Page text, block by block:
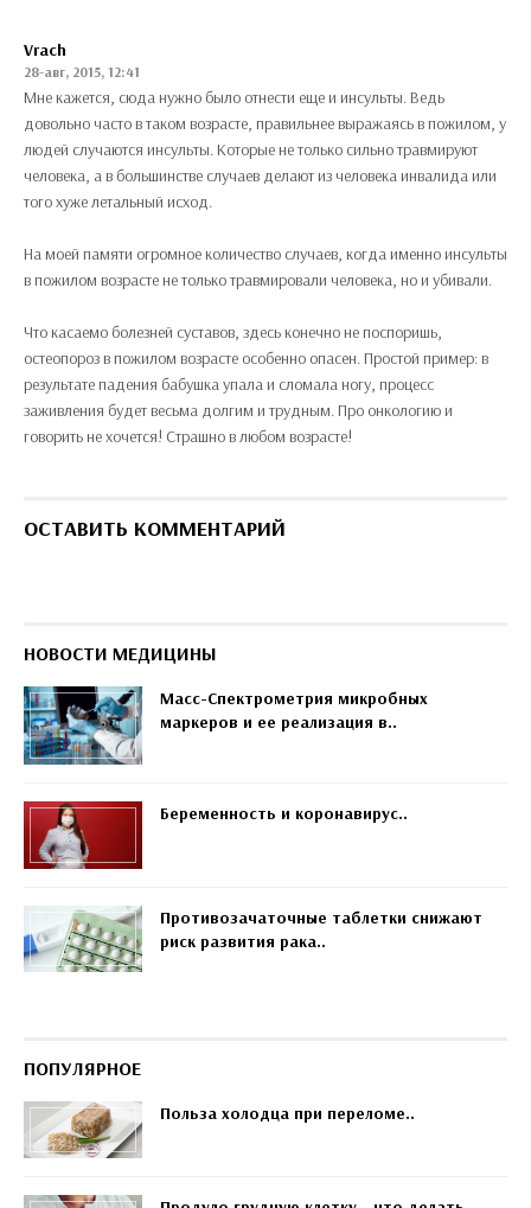
Vrach
28-авг, 2015, 12:41
Мне кажется, сюда нужно было отнести еще и инсульты. Ведь
довольно часто в таком возрасте, правильнее выражаясь в пожилом, у
людей случаются инсульты. Которые не только сильно травмируют
человека, а в большинстве случаев делают из человека инвалида или
того хуже летальный исход.
На моей памяти огромное количество случаев, когда именно инсульты
в пожилом возрасте не только травмировали человека, но и убивали.
Что касаемо болезней суставов, здесь конечно не поспоришь,
остеопороз в пожилом возрасте особенно опасен. Простой пример: в
результате падения бабушка упала и сломала ногу, процесс
заживления будет весьма долгим и трудным. Про онкологию и
говорить не хочется! Страшно в любом возрасте!
ОСТАВИТЬ КОММЕНТАРИЙ
НОВОСТИ МЕДИЦИНЫ
Масс-Спектрометрия микробных
маркеров и ее реализация в..
Беременность и коронавирус..
Противозачаточные таблетки снижают
риск развития рака..
ПОПУЛЯРНОЕ
Польза холодца при переломе..